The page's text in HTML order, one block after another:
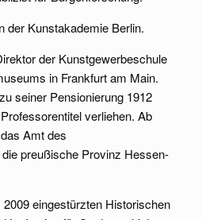
der Kunstakademie Berlin.
der Kunstgewerbeschule
in Frankfurt am Main.
seiner Pensionierung 1912
verliehen. Ab
Amt des
preußische Provinz Hessen-
eingestürzten Historischen